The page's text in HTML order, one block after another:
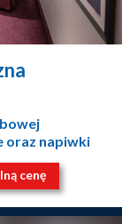
oraz napiwki
cenę